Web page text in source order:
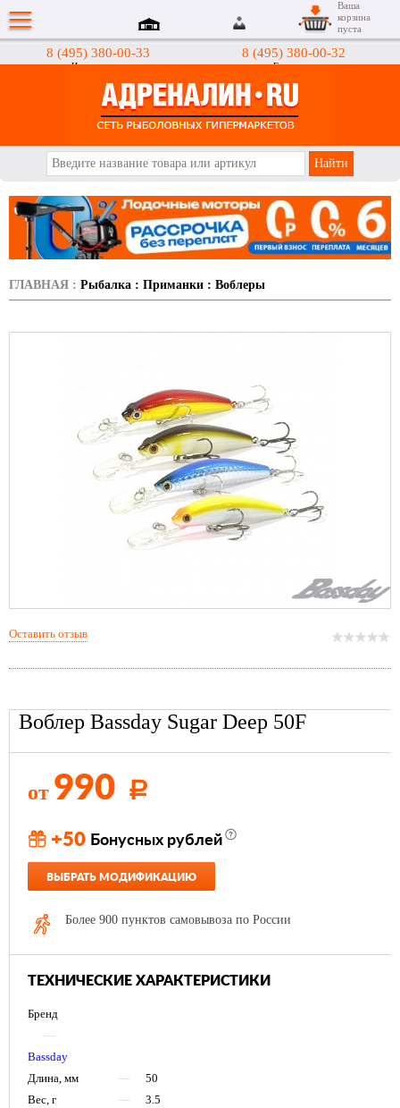
8 (495) 380-00-33
Интернет-магазин
8 (495) 380-00-32
Гипермаркеты
Ваша
корзина
пуста
ГЛАВНАЯ : Рыбалка : Приманки : Воблеры
Воблер Bassday Sugar Deep 50F
от 990 Р
+50 Бонусных рублей
ВЫБРАТЬ МОДИФИКАЦИЮ
Более 900 пунктов самовывоза по России
ТЕХНИЧЕСКИЕ ХАРАКТЕРИСТИКИ
Бренд
—
Bassday
Длина, мм
—
50
Вес, г
—
3.5
Оставить отзыв